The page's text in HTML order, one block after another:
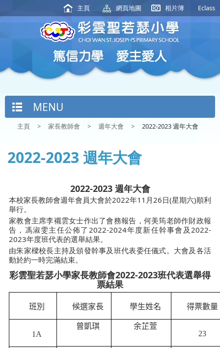
主頁 網頁地圖 相片簿 Eclass
MENU
主頁 > 家長教師會 > 週年大會 > 2022-2023 週年大會
2022-2023 週年大會
2022-2023 週年大會
本校家長教師會週年會員大會於2022年11月26日(星期六)順利
舉行。
家教會主席李襯雲女士作出了會務報告，何美筠老師作財政報
告，馮淑雯主任公佈了2022-2024年度新任幹事會及2022-
2023年度班代表的選舉結果。
由朱家樑校長主持及頒發幹事及班代表委任儀式。大會及各活
動於約一時完滿結束。
彩雲聖若瑟小學家長教師會2022-2023班代表選舉得
票結果
班別 候選家長 學生姓名 得票數量
1A
曾凱琪
余芷萱
23